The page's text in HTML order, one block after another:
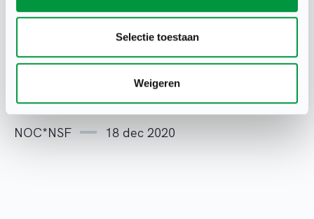
Selectie toestaan
Weigeren
magazine van het KNKV. Hetoorspronkelijke
.
NOC*NSF 18 dec 2020